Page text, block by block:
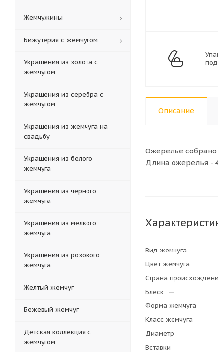
Описание
Ожерелье
Длина ожерелья -
Вид жемчуга
Цвет жемчуга
Страна
Блеск
Форма жемчуга
Класс жемчуга
Диаметр
Вставки
Жемчужины
Бижутерия с жемчугом
Украшения из золота с
жемчугом
Украшения из серебра с
жемчугом
Украшения из жемчуга на
свадьбу
Украшения из белого
жемчуга
Украшения из черного
жемчуга
Украшения из мелкого
жемчуга
Украшения из розового
жемчуга
Желтый жемчуг
Бежевый жемчуг
Детская коллекция с
жемчугом